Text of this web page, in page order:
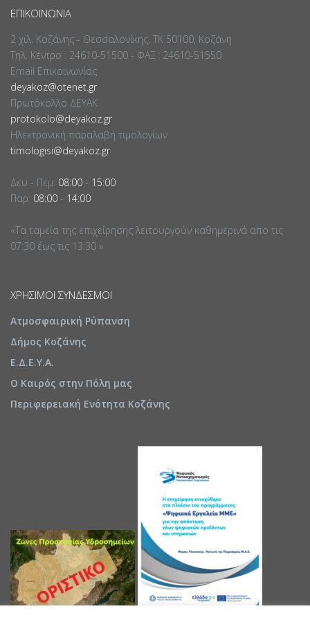
ΕΠΙΚΟΙΝΩΝΊΑ
2 χιλ. Κοζάνης - Θεσσαλονίκης, ΤΚ 50100, Κοζάνη
Τηλ. Κέντρο : 24610-51500 - ΦΑΞ : 24610-51550
Email Επικοινωνίας
deyakoz@otenet.gr
Πρωτόκολλο ΔΕΥΑΚ
protokolo@deyakoz.gr
Ηλεκτρονική παραλαβή τιμολογίων
timologisi@deyakoz.gr
Δευ - Πεμ: 08:00 - 15:00
Παρ: 08:00 - 14:00
«Τα ταμεία της επιχείρησης λειτουργούν καθημερινά απο τις
07:30 έως τις 13:30 »
ΧΡΉΣΙΜΟΙ ΣΎΝΔΕΣΜΟΙ
Ατμοσφαιρική Ρύπανση
Δήμος Κοζάνης
Ε.Δ.Ε.Υ.Α.
Ο Καιρός στην Πόλη μας
Περιφερειακή Ενότητα Κοζάνης